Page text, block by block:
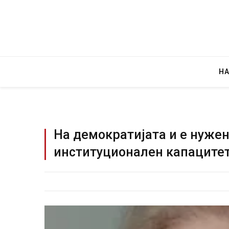
На демократијата и е
институционален
Грција: Горат Парос, Андрос,